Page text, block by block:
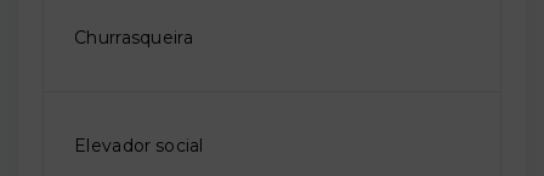
Churrasqueira
Elevador social